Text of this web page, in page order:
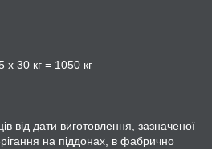
x 30 кг = 1050 кг
від дати виготовлення, зазначеної
на піддонах, в фабрично